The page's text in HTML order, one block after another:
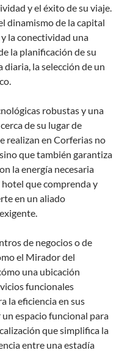
y el éxito de su viaje.
dinamismo de la capital
la conectividad una
la planificación de su
diaria, la selección de un
robustas y una
de su lugar de
realizan en Corferias no
que también garantiza
la energía necesaria
que comprenda y
en un aliado
de negocios o de
el Mirador del
una ubicación
funcionales
la eficiencia en sus
espacio funcional para
que simplifica la
entre una estadía